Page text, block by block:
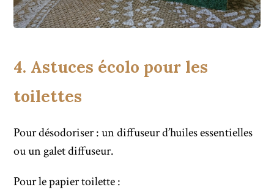
4. Astuces écolo pour les
toilettes
Pour désodoriser : un diffuseur d’huiles essentielles
ou un galet diffuseur.
Pour le papier toilette :